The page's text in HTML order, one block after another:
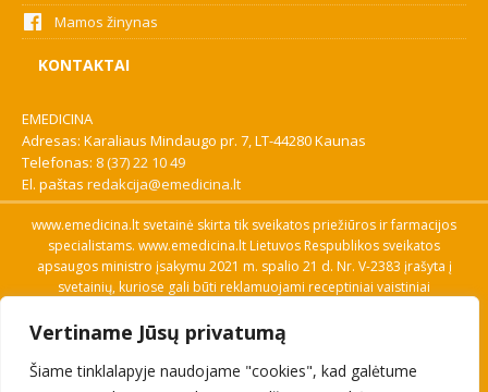
Vertiname Jūsų privatumą
Šiame tinklalapyje naudojame "cookies", kad galėtume
Mamos žinynas
KONTAKTAI
EMEDICINA
Adresas: Karaliaus Mindaugo pr. 7, LT-44280 Kaunas
Telefonas: 8 (37) 22 10 49
El. paštas redakcija@emedicina.lt
www.emedicina.lt svetainė skirta tik sveikatos priežiūros ir farmacijos
specialistams. www.emedicina.lt Lietuvos Respublikos sveikatos
apsaugos ministro įsakymu 2021 m. spalio 21 d. Nr. V-2383 įrašyta į
svetainių, kuriose gali būti reklamuojami receptiniai vaistiniai
savo profesinę kvalifikaciją. Naudingos nuorodos: Vaistų ir medicinos
pagalbos priemonių kainų paieška, VVKT tinklalapis, Sveikatos
priežiūros ar farmacijos specialisto pranešimo apie įtariamą